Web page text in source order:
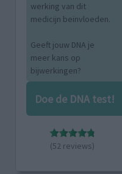
werking van dit
medicijn beïnvloeden.
Geeft jouw DNA je
meer kans op
bijwerkingen?
Doe de DNA test!
(52 reviews)